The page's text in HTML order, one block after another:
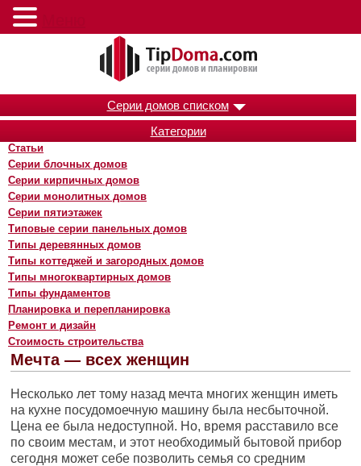
Серии домов списком
Категории
Статьи
Серии блочных домов
Серии кирпичных домов
Серии монолитных домов
Серии пятиэтажек
Типовые серии панельных домов
Типы деревянных домов
Типы коттеджей и загородных домов
Типы многоквартирных домов
Типы фундаментов
Планировка и перепланировка
Ремонт и дизайн
Стоимость строительства
Мечта — всех женщин
Несколько лет тому назад мечта многих женщин иметь
на кухне посудомоечную машину была несбыточной.
Цена ее была недоступной. Но, время расставило все
по своим местам, и этот необходимый бытовой прибор
сегодня может себе позволить семья со средним